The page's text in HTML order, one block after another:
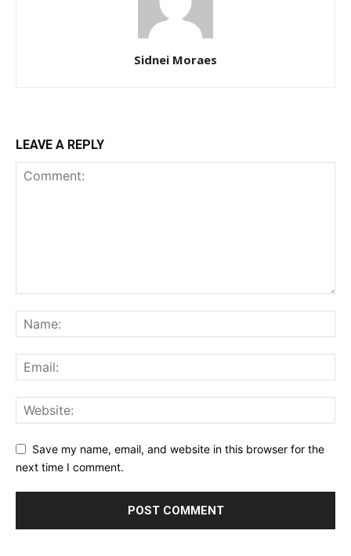
Sidnei Moraes
LEAVE A REPLY
Save my name, email, and website in this browser for the
next time I comment.